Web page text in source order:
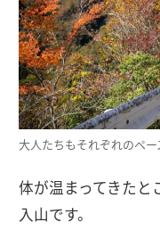
大人たちもそれぞれのペ
体が温まってきたと
入山です。